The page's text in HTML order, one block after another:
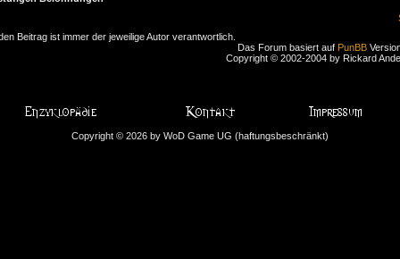
Beitrag ist immer der jeweilige Autor verantwortlich.
Das Forum basiert auf PunBB
Copyright © 2002-2004 by Rickard
Copyright © 2026 by WoD Game UG (haftungsbeschränkt)